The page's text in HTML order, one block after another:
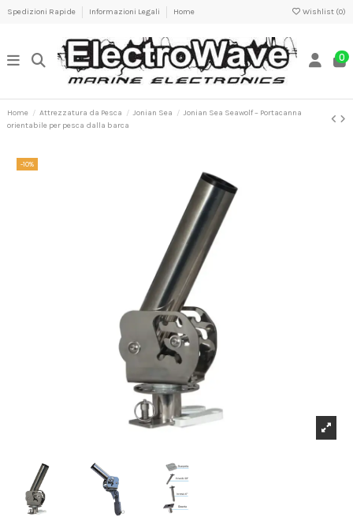
Spedizioni Rapide Informazioni Legali Home Wishlist (0)
0
Home Attrezzatura da Pesca Jonian Sea
Jonian Sea Seawolf – Portacanna
orientabile per pesca dalla barca
-10%